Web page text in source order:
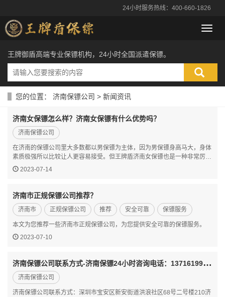
24小时服务热线：400-660-1826
导
王牌御盾高端专业保镖机构，24小时全国派遣保镖。
您的位置： 济南保镖公司 > 新闻资讯
济南女保镖怎么样？济南女保镖有什么优势吗？
济南保镖公司
在济南的保镖公司里大多数都以男保镖为主体，因为男保镖身高马大，身体
素质极强所以比较让人更容易接受。但王牌盾济南女保镖也是一种非常厉害
的保镖，我们的女保镖不单单跟男保镖有一样的身体素质，还有比男保镖更
2023-07-14
济南市正规保镖公司推荐？
济南市 正规保镖公司 推荐 安全可靠 保镖服务
本文为您推荐一些济南市正规保镖公司，为您提供安全可靠的保镖服务。
2023-07-10
济
南保镖公司联系方式-济南保镖24小时咨询电话：13716199911
济南保镖公司
济南保镖公司联系方式：深圳市宝安区新安街道洪浪社区68号二号楼210济